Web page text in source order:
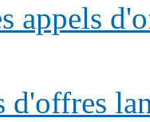
appels
d'offres